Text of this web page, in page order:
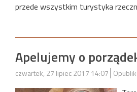
przede wszystkim turystyka
Apelujemy o
czwartek, 27 lipiec 2017 14:07